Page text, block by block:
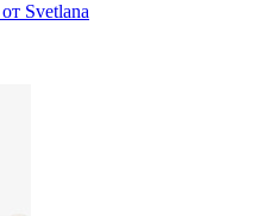
Svetlana